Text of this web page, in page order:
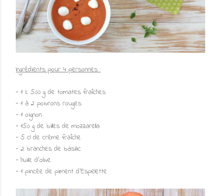
Ingrédients pour 4 personnes :
- 1 k 500 g de tomates fraîches
- 1 à 2 poivrons rouges
- 1 oignon
- 150 g de billes de mozzarella
- 5 cl de crème fraîche
- 2 branches de basilic
- huile d'olive
- 1 pincée de piment d'Espelette